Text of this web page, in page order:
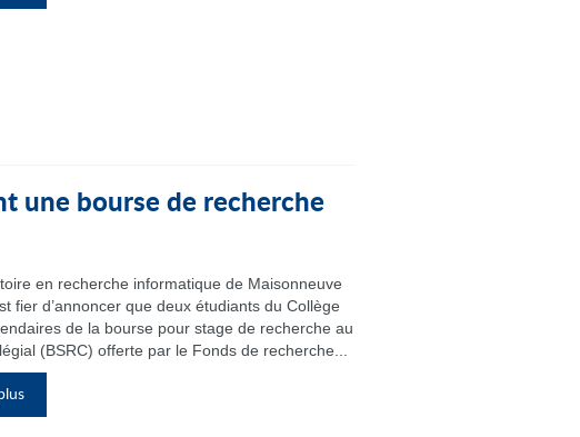
une bourse de recherche
en recherche informatique de Maisonneuve
fier d’annoncer que deux étudiants du Collège
de la bourse pour stage de recherche au
(BSRC) offerte par le Fonds de recherche...